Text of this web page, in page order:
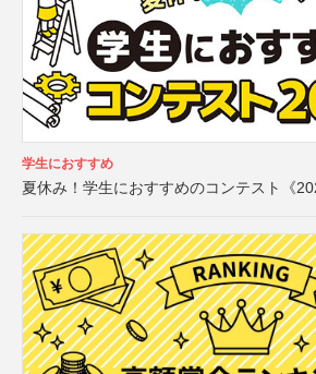
学生におすすめ
夏休み！学生におすすめのコンテスト《